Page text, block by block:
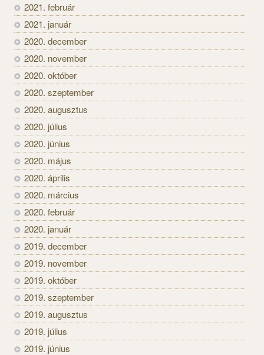
2021. február
2021. január
2020. december
2020. november
2020. október
2020. szeptember
2020. augusztus
2020. július
2020. június
2020. május
2020. április
2020. március
2020. február
2020. január
2019. december
2019. november
2019. október
2019. szeptember
2019. augusztus
2019. július
2019. június